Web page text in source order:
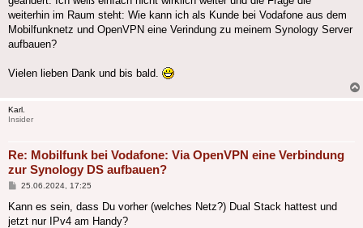
weiterhin im Raum steht: Wie kann ich als Kunde bei Vodafone aus dem
Mobilfunknetz und OpenVPN eine Verindung zu meinem Synology Server
aufbauen?
Vielen lieben Dank und bis bald.
Karl.
Insider
Re: Mobilfunk bei Vodafone: Via OpenVPN eine Verbindung
zur Synology DS aufbauen?
Beitrag
25.06.2024, 17:25
Kann es sein, dass Du vorher (welches Netz?) Dual Stack hattest und
jetzt nur IPv4 am Handy?